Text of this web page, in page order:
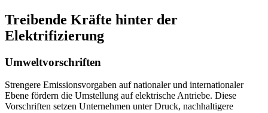
Treibende Kräfte hinter der
Elektrifizierung
Umweltvorschriften
Strengere Emissionsvorgaben auf nationaler und internationaler
Ebene fördern die Umstellung auf elektrische Antriebe. Diese
Vorschriften setzen Unternehmen unter Druck, nachhaltigere